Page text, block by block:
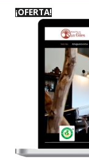
¡OFERTA!